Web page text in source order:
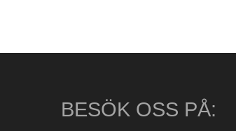
BESÖK OSS PÅ: